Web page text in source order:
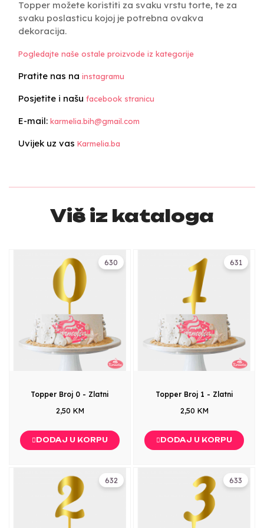
Topper možete koristiti za svaku vrstu torte, te za
svaku poslasticu kojoj je potrebna ovakva
dekoracija.
Pogledajte naše ostale proizvode iz kategorije
Pratite nas na instagramu
Posjetite i našu facebook stranicu
E-mail: karmelia.bih@gmail.com
Uvijek uz vas Karmelia.ba
Više iz kataloga
630
Topper Broj 0 - Zlatni
2,50 KM
DODAJ U KORPU
631
Topper Broj 1 - Zlatni
2,50 KM
DODAJ U KORPU
632 633